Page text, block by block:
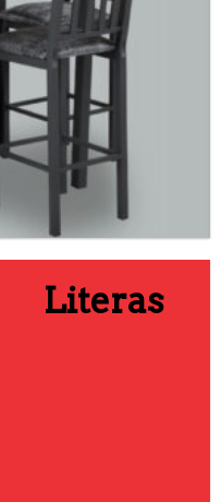
Literas